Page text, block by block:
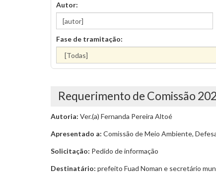
Autor:
Fase de tramitação:
Requerimento de Comissão
Autoria: Ver.(a) Fernanda Pereira Altoé
Apresentado a: Comissão de Meio Ambiente,
Solicitação: Pedido de informação
Destinatário: prefeito Fuad Noman e secretário